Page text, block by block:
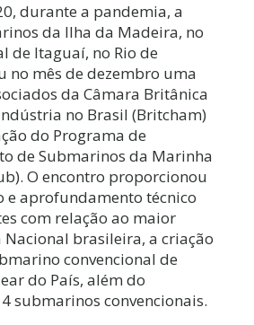
durante a pandemia, a
da Ilha da Madeira, no
de Itaguaí, no Rio de
no mês de dezembro uma
da Câmara Britânica
no Brasil (Britcham)
do Programa de
de Submarinos da Marinha
O encontro proporcionou
e aprofundamento técnico
com relação ao maior
Nacional brasileira, a criação
convencional de
do País, além do
submarinos convencionais.